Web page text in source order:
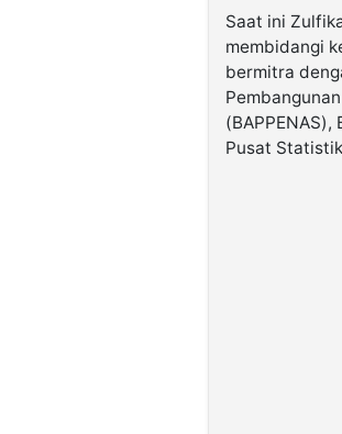
Saat ini
membidangi
bermitra
Pusat